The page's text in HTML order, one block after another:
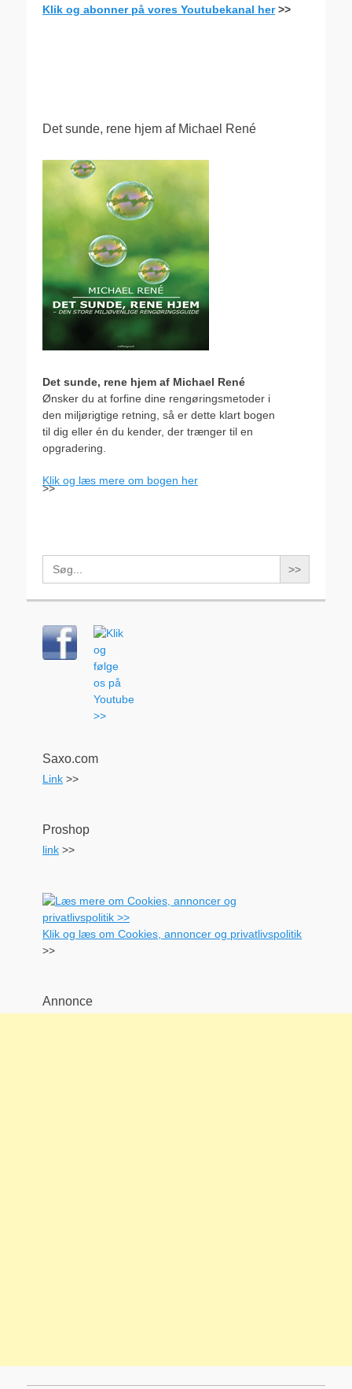
Klik og abonner på vores Youtubekanal her>>
Det sunde, rene hjem af Michael René
Det sunde, rene hjem af Michael René
Ønsker du at forfine dine rengøringsmetoder i
den miljørigtige retning, så er dette klart bogen
til dig eller én du kender, der trænger til en
opgradering.
Klik og læs mere om bogen her
>>
Search
for:
Saxo.com
Link >>
Proshop
link >>
Klik og læs om Cookies, annoncer og privatlivspolitik
>>
Annonce